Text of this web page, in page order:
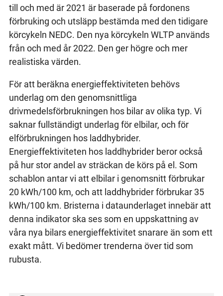
till och med är 2021 är baserade på fordonens
förbruking och utsläpp bestämda med den tidigare
körcykeln NEDC. Den nya körcykeln WLTP används
från och med år 2022. Den ger högre och mer
realistiska värden.
För att beräkna energieffektiviteten behövs
underlag om den genomsnittliga
drivmedelsförbrukningen hos bilar av olika typ. Vi
saknar fullständigt underlag för elbilar, och för
elförbrukningen hos laddhybrider.
Energieffektiviteten hos laddhybrider beror också
på hur stor andel av sträckan de körs på el. Som
schablon antar vi att elbilar i genomsnitt förbrukar
20 kWh/100 km, och att laddhybrider förbrukar 35
kWh/100 km. Bristerna i dataunderlaget innebär att
denna indikator ska ses som en uppskattning av
våra nya bilars energieffektivitet snarare än som ett
exakt mått. Vi bedömer trenderna över tid som
rubusta.